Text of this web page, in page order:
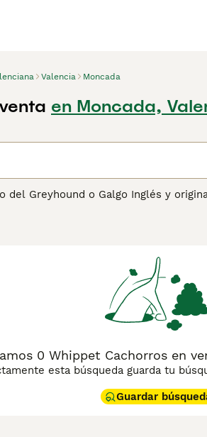
Valencia Moncada
en Moncada,
del Greyhound o Galgo Inglés y
también conocido como
para obtener
0 Whippet Cachorros en
esta búsqueda guarda tu
Guardar